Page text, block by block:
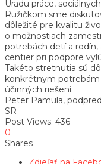
Úradu práce,
Ružičkom sme
dôležité pre kvalitu
o možnostiach
potrebách detí a
centier pri podpore
Takéto stretnutia sú
konkrétnym potrebám
účinných riešení.
Peter Pamula,
SR
Post Views: 436
0
Shares